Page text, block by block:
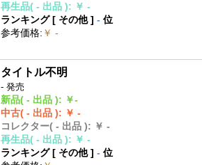
再生品( - 出品 ): ￥ -
ランキング [ その他]- 位
参考価格: ￥ -
タイトル不明
- 発売
新品( - 出品 ): ￥-
中古( - 出品 ): ￥ -
コレクター( - 出品 ): ￥ -
再生品( - 出品 ): ￥ -
ランキング [ その他]- 位